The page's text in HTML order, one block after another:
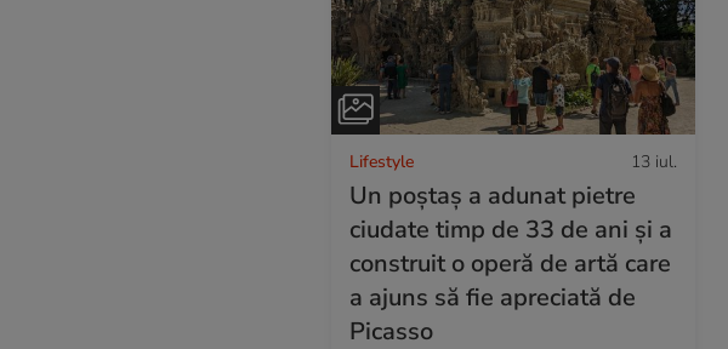
Lifestyle 13 iul.
Un poștaș a adunat pietre
ciudate timp de 33 de ani și a
construit o operă de artă care
a ajuns să fie apreciată de
Picasso